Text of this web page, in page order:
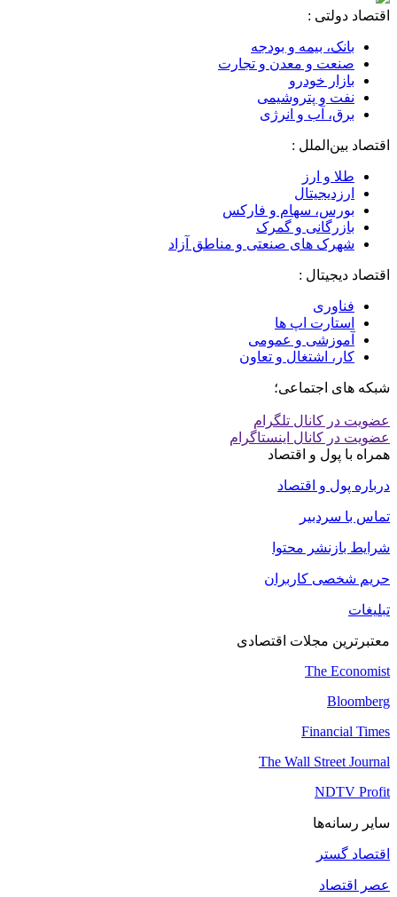
اقتصاد دولتی :
بانک، بیمه و بودجه
صنعت و معدن و تجارت
بازار خودرو
نفت و پتروشیمی
برق، آب و انرژی
اقتصاد بین‌الملل :
طلا و ارز
ارزدیجیتال
بورس، سهام و فارکس
بازرگانی و گمرک
شهرک های صنعتی و مناطق آزاد
اقتصاد دیجیتال :
فناوری
استارت اپ ها
آموزشی و عمومی
کار، اشتغال و تعاون
شبکه های اجتماعی؛
عضویت در کانال تلگرام
عضویت در کانال اینستاگرام
همراه با پول و اقتصاد
درباره پول و اقتصاد
تماس با سردبیر
شرایط بازنشر محتوا
حریم شخصی کاربران
تبلیغات
معتبرترین مجلات اقتصادی
The Economist
Bloomberg
Financial Times
The Wall Street Journal
NDTV Profit
سایر رسانه‌ها
اقتصاد گستر
عصر اقتصاد